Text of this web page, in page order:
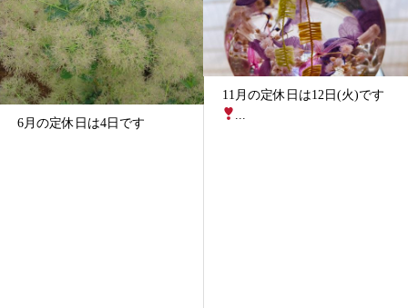
11月の定休日は12日(火)です
...
すこやか入浴券が30回分追加
されます